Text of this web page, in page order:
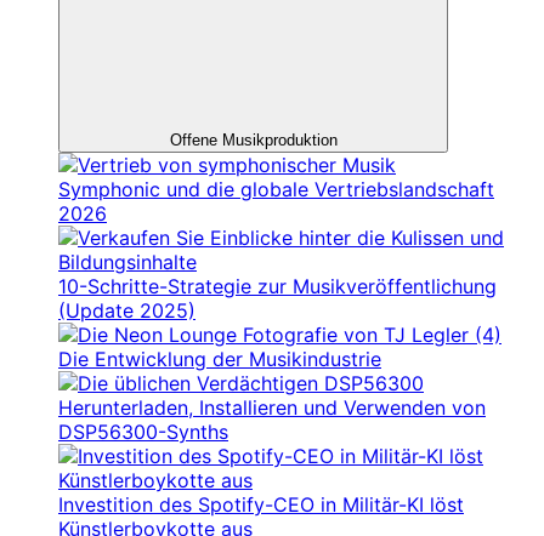
Offene Musikproduktion
Symphonic und die globale Vertriebslandschaft
2026
10-Schritte-Strategie zur Musikveröffentlichung
(Update 2025)
Die Entwicklung der Musikindustrie
Herunterladen, Installieren und Verwenden von
DSP56300-Synths
Investition des Spotify-CEO in Militär-KI löst
Künstlerboykotte aus